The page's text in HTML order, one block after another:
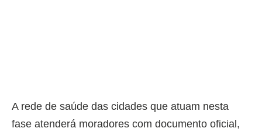
A rede de saúde das cidades que atuam nesta
fase atenderá moradores com documento oficial,